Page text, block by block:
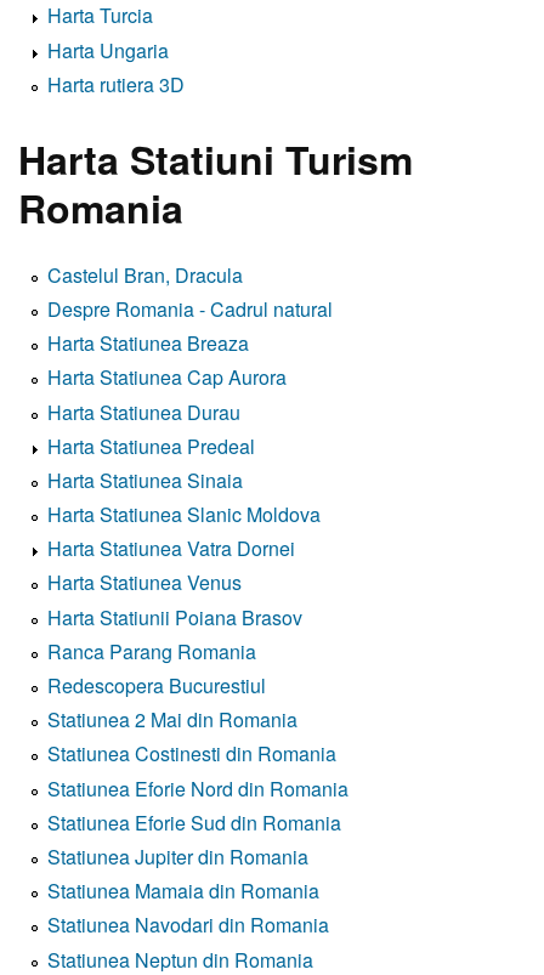
Harta Turcia
Harta Ungaria
Harta rutiera 3D
Harta Statiuni Turism
Romania
Castelul Bran, Dracula
Despre Romania - Cadrul natural
Harta Statiunea Breaza
Harta Statiunea Cap Aurora
Harta Statiunea Durau
Harta Statiunea Predeal
Harta Statiunea Sinaia
Harta Statiunea Slanic Moldova
Harta Statiunea Vatra Dornei
Harta Statiunea Venus
Harta Statiunii Poiana Brasov
Ranca Parang Romania
Redescopera Bucurestiul
Statiunea 2 Mai din Romania
Statiunea Costinesti din Romania
Statiunea Eforie Nord din Romania
Statiunea Eforie Sud din Romania
Statiunea Jupiter din Romania
Statiunea Mamaia din Romania
Statiunea Navodari din Romania
Statiunea Neptun din Romania